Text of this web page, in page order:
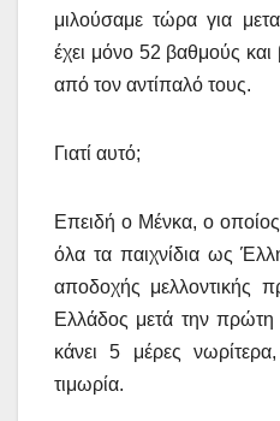
μιλούσαμε τώρα για
έχει μόνο 52 βαθμούς
από τον αντίπαλό τους.
Γιατί αυτό;
Επειδή ο Μένκα, ο οποίος
όλα τα παιχνίδια ως
αποδοχής μελλοντικής
Ελλάδος μετά την πρώτη
κάνει 5 μέρες
τιμωρία.